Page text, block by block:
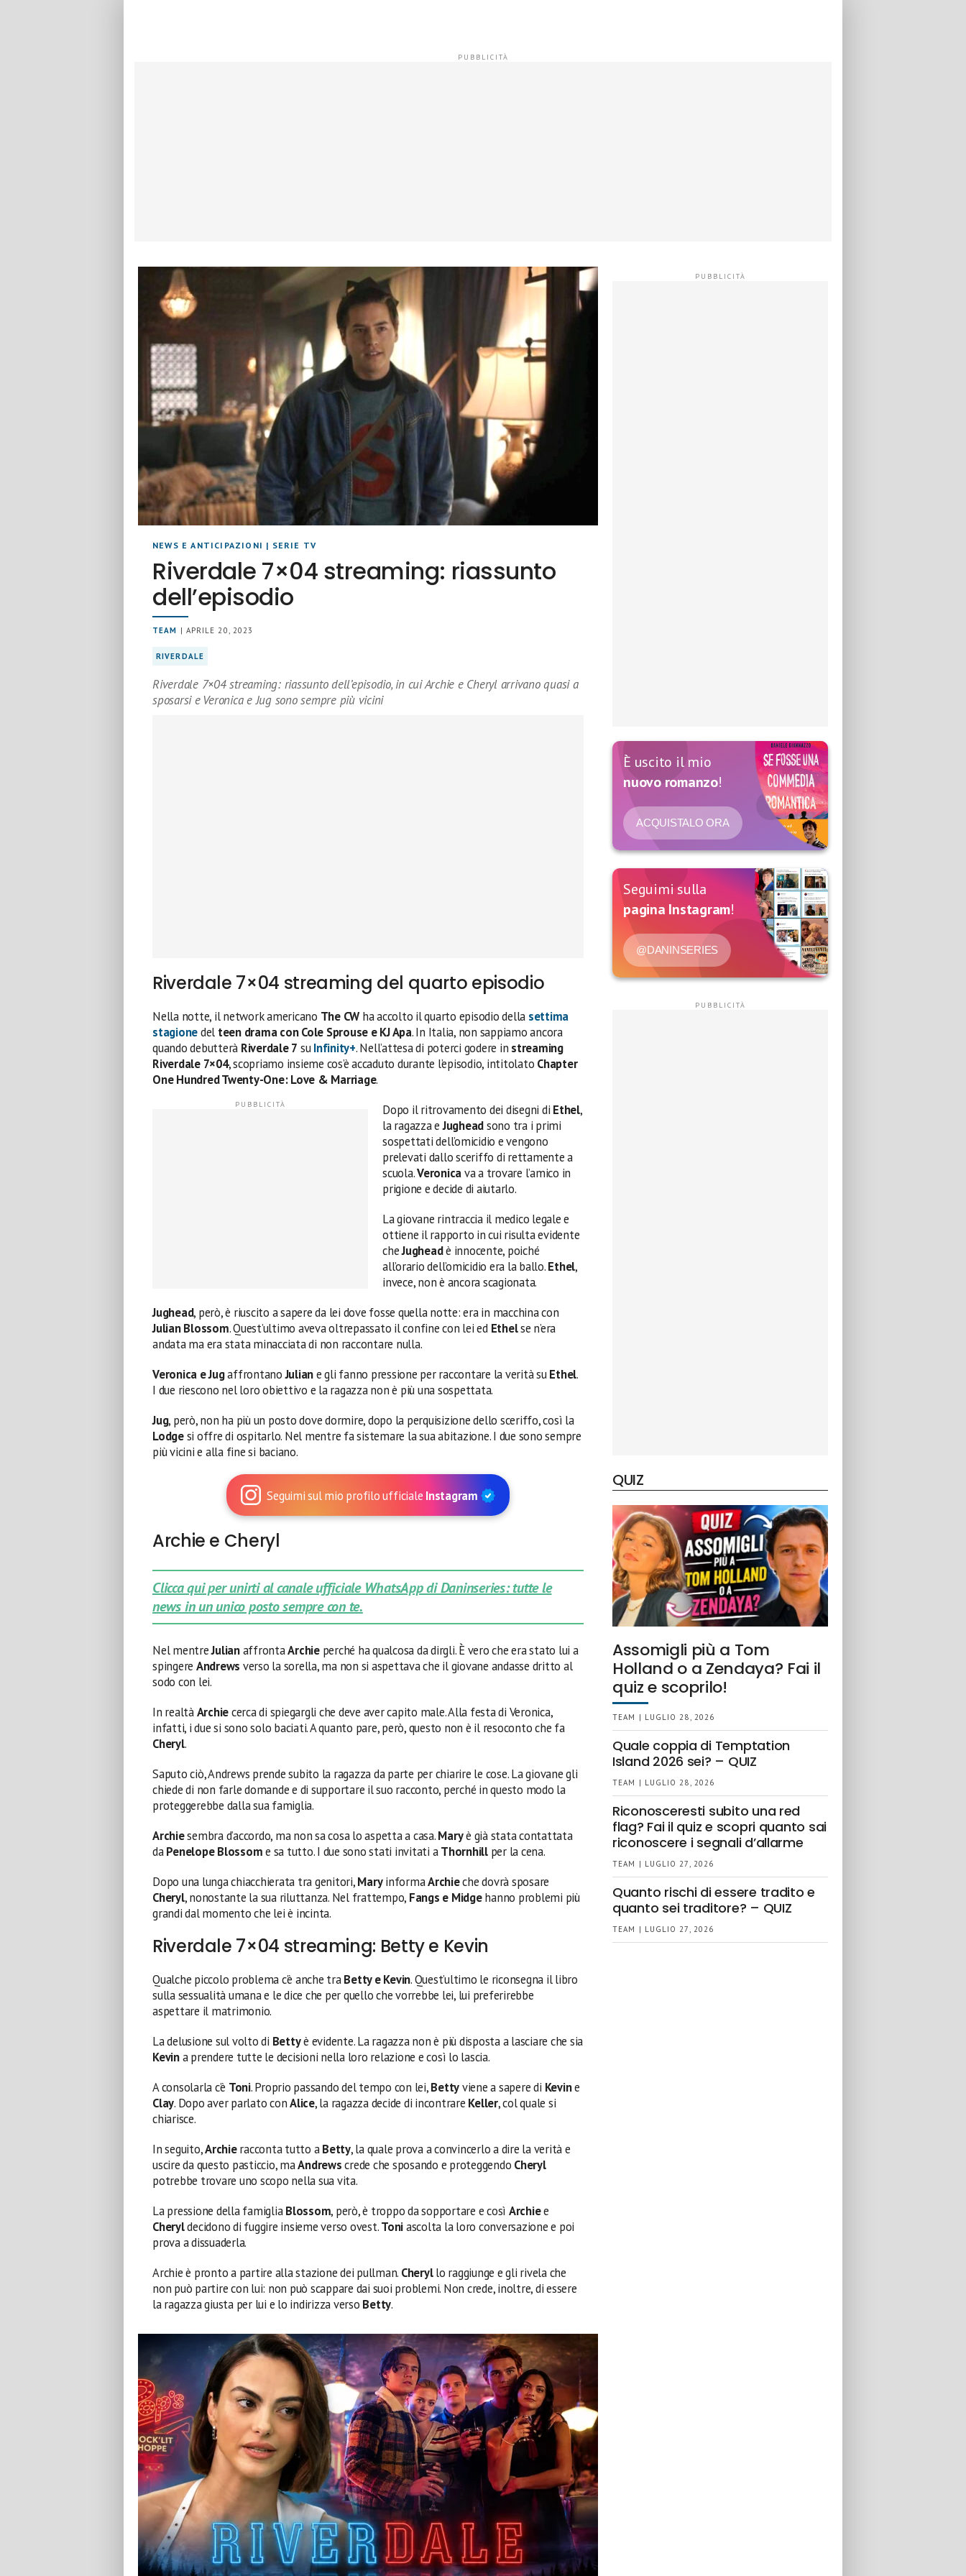
NEWS E ANTICIPAZIONI | SERIE TV
Riverdale 7×04 streaming: riassunto
dell’episodio
TEAM | APRILE 20, 2023
RIVERDALE
Riverdale 7×04 streaming: riassunto dell’episodio, in cui Archie e Cheryl arrivano quasi a
sposarsi e Veronica e Jug sono sempre più vicini
Riverdale 7×04 streaming del quarto episodio
Nella notte, il network americano The CW ha accolto il quarto episodio della settima
stagionedel teen drama con Cole Sprouse e KJ Apa. In Italia, non sappiamo ancora
quando debutterà Riverdale 7 suInfinity+. Nell’attesa di poterci godere in streaming
Riverdale 7×04, scopriamo insieme cos’è accaduto durante l’episodio, intitolato Chapter
One Hundred Twenty-One: Love & Marriage.
Dopo il ritrovamento dei disegni di Ethel,
la ragazza eJugheadsono tra i primi
sospettati dell’omicidio e vengono
prelevati dallo sceriffo di rettamente a
scuola.Veronicava a trovare l’amico in
prigione e decide di aiutarlo.
La giovane rintraccia il medico legale e
ottiene il rapporto in cui risulta evidente
cheJugheadè innocente, poiché
all’orario dell’omicidio era la ballo.Ethel,
invece, non è ancora scagionata.
Jughead, però, è riuscito a sapere da lei dove fosse quella notte: era in macchina con
Julian Blossom. Quest’ultimo aveva oltrepassato il confine con lei ed Ethelse n’era
andata ma era stata minacciata di non raccontare nulla.
Veronica e JugaffrontanoJuliane gli fanno pressione per raccontare la verità suEthel.
I due riescono nel loro obiettivo e la ragazza non è più una sospettata.
Jug, però, non ha più un posto dove dormire, dopo la perquisizione dello sceriffo, così la
Lodgesi offre di ospitarlo. Nel mentre fa sistemare la sua abitazione. I due sono sempre
più vicini e alla fine si baciano.
Seguimi sul mio profilo ufficiale Instagram
Archie e Cheryl
Clicca qui per unirti al canale ufficiale WhatsApp di Daninseries: tutte le
news in un unico posto sempre con te.
Nel mentreJulianaffrontaArchieperché ha qualcosa da dirgli. È vero che era stato lui a
spingere Andrews verso la sorella, ma non si aspettava che il giovane andasse dritto al
sodo con lei.
In realtàArchiecerca di spiegargli che deve aver capito male. Alla festa di Veronica,
infatti, i due si sono solo baciati. A quanto pare, però, questo non è il resoconto che fa
Cheryl.
Saputo ciò, Andrews prende subito la ragazza da parte per chiarire le cose. La giovane gli
chiede di non farle domande e di supportare il suo racconto, perché in questo modo la
proteggerebbe dalla sua famiglia.
Archiesembra d’accordo, ma non sa cosa lo aspetta a casa.Maryè già stata contattata
daPenelope Blossome sa tutto. I due sono stati invitati aThornhillper la cena.
Dopo una lunga chiacchierata tra genitori,MaryinformaArchieche dovrà sposare
Cheryl, nonostante la sua riluttanza. Nel frattempo, Fangs e Midgehanno problemi più
grandi dal momento che lei è incinta.
Riverdale 7×04 streaming: Betty e Kevin
Qualche piccolo problema c’è anche traBetty e Kevin. Quest’ultimo le riconsegna il libro
sulla sessualità umana e le dice che per quello che vorrebbe lei, lui preferirebbe
aspettare il matrimonio.
La delusione sul volto di Bettyè evidente. La ragazza non è più disposta a lasciare che sia
Kevina prendere tutte le decisioni nella loro relazione e così lo lascia.
A consolarla c’è Toni. Proprio passando del tempo con lei,Bettyviene a sapere di Kevine
Clay. Dopo aver parlato conAlice, la ragazza decide di incontrare Keller, col quale si
chiarisce.
In seguito,Archieracconta tutto aBetty, la quale prova a convincerlo a dire la verità e
uscire da questo pasticcio, maAndrewscrede che sposando e proteggendo Cheryl
potrebbe trovare uno scopo nella sua vita.
La pressione della famigliaBlossom, però, è troppo da sopportare e così Archiee
Cheryldecidono di fuggire insieme verso ovest.Toniascolta la loro conversazione e poi
prova a dissuaderla.
Archie è pronto a partire alla stazione dei pullman. Cheryllo raggiunge e gli rivela che
non può partire con lui: non può scappare dai suoi problemi. Non crede, inoltre, di essere
la ragazza giusta per lui e lo indirizza verso Betty.
È uscito il mio
nuovo romanzo!
ACQUISTALO ORA
Seguimi sulla
pagina Instagram!
@DANINSERIES
QUIZ
Assomigli più a Tom
Holland o a Zendaya? Fai il
quiz e scoprilo!
TEAM | LUGLIO 28, 2026
Quale coppia di Temptation
Island 2026 sei? – QUIZ
TEAM | LUGLIO 28, 2026
Riconosceresti subito una red
flag? Fai il quiz e scopri quanto sai
riconoscere i segnali d’allarme
TEAM | LUGLIO 27, 2026
Quanto rischi di essere tradito e
quanto sei traditore? – QUIZ
TEAM | LUGLIO 27, 2026